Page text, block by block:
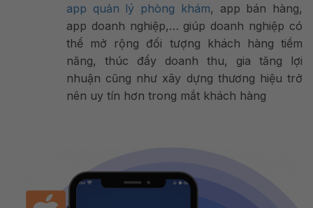
app quản lý phòng khám, app bán hàng,
app doanh nghiệp,… giúp doanh nghiệp có
thể mở rộng đối tượng khách hàng tiềm
năng, thúc đẩy doanh thu, gia tăng lợi
nhuận cũng như xây dựng thương hiệu trở
nên uy tín hơn trong mắt khách hàng